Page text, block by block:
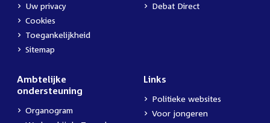
Uw privacy
Cookies
Toegankelijkheid
Sitemap
Debat Direct
Ambtelijke
ondersteuning
Organogram
Links
Politieke websites
Voor jongeren